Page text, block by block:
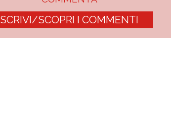
SCRIVI/SCOPRI I COMMENTI